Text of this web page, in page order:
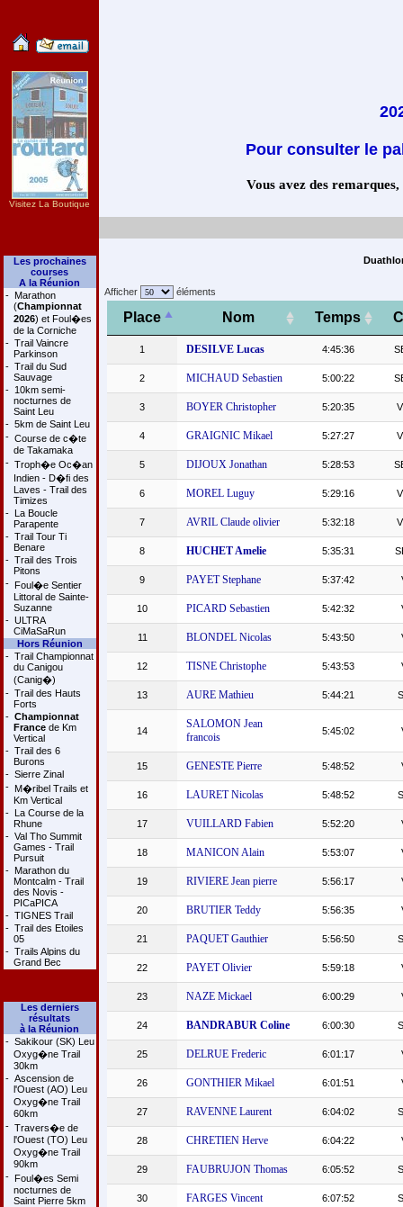
Visitez La Boutique
Les prochaines
courses
A la Réunion
- Marathon
(Championnat
2026) et Foul�es
de la Corniche
- Trail Vaincre
Parkinson
- Trail du Sud
Sauvage
- 10km semi-
nocturnes de
Saint Leu
- 5km de Saint Leu
- Course de c�te
de Takamaka
- Troph�e Oc�an
Indien - D�fi des
Laves - Trail des
Timizes
- La Boucle
Parapente
- Trail Tour Ti
Benare
- Trail des Trois
Pitons
- Foul�e Sentier
Littoral de Sainte-
Suzanne
- ULTRA
CiMaSaRun
Hors Réunion
- Trail Championnat
du Canigou
(Canig�)
- Trail des Hauts
Forts
- Championnat
Francede Km
Vertical
- Trail des 6
Burons
- Sierre Zinal
- M�ribel Trails et
Km Vertical
- La Course de la
Rhune
- Val Tho Summit
Games - Trail
Pursuit
- Marathon du
Montcalm - Trail
des Novis -
PICaPICA
- TIGNES Trail
- Trail des Etoiles
05
- Trails Alpins du
Grand Bec
Les derniers
résultats
à la Réunion
- Sakikour (SK) Leu
Oxyg�ne Trail
30km
- Ascension de
l'Ouest (AO) Leu
Oxyg�ne Trail
60km
- Travers�e de
l'Ouest (TO) Leu
Oxyg�ne Trail
90km
- Foul�es Semi
nocturnes de
Saint Pierre 5km
Pour consulter le
Vous avez des
Afficher éléments
Place Nom Temps
1 DESILVE Lucas 4:45:36
2 MICHAUD Sebastien 5:00:22
3 BOYER Christopher 5:20:35
4 GRAIGNIC Mikael 5:27:27
5 DIJOUX Jonathan 5:28:53
6 MOREL Luguy 5:29:16
7 AVRIL Claude olivier 5:32:18
8 HUCHET Amelie 5:35:31
9 PAYET Stephane 5:37:42
10 PICARD Sebastien 5:42:32
11 BLONDEL Nicolas 5:43:50
12 TISNE Christophe 5:43:53
13 AURE Mathieu 5:44:21
14
SALOMON Jean
francois
5:45:02
15 GENESTE Pierre 5:48:52
16 LAURET Nicolas 5:48:52
17 VUILLARD Fabien 5:52:20
18 MANICON Alain 5:53:07
19 RIVIERE Jean pierre 5:56:17
20 BRUTIER Teddy 5:56:35
21 PAQUET Gauthier 5:56:50
22 PAYET Olivier 5:59:18
23 NAZE Mickael 6:00:29
24 BANDRABUR Coline 6:00:30
25 DELRUE Frederic 6:01:17
26 GONTHIER Mikael 6:01:51
27 RAVENNE Laurent 6:04:02
28 CHRETIEN Herve 6:04:22
29 FAUBRUJON Thomas 6:05:52
30 FARGES Vincent 6:07:52